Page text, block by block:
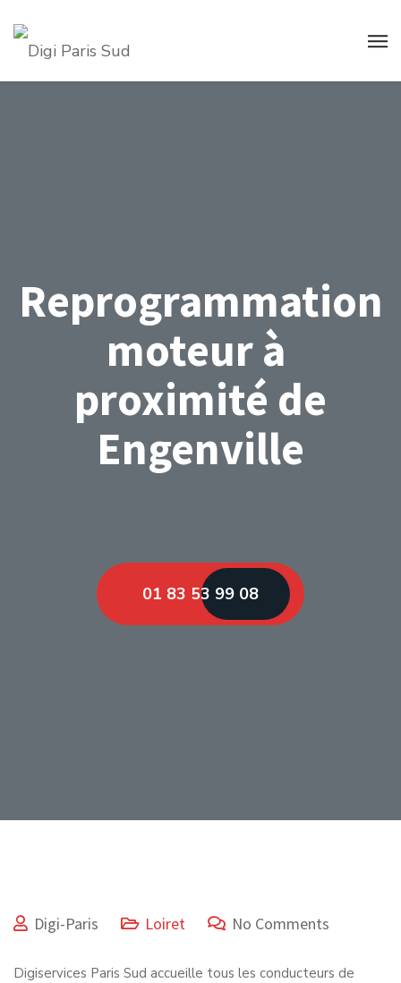
Reprogrammation
moteur à
proximité de
Engenville
01 83 53 99 08
Digi-Paris Loiret No Comments
Digiservices Paris Sud accueille tous les conducteurs de